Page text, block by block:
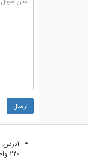
ارسال
آدرس:
۲۲۰ واحد ۸